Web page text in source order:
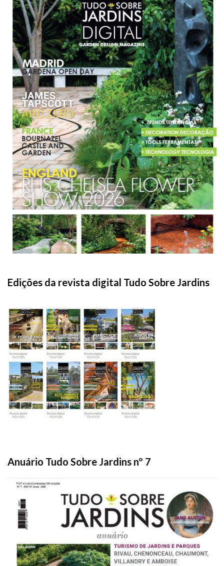
Edições da revista digital Tudo Sobre Jardins
Anuário Tudo Sobre Jardins nº 7